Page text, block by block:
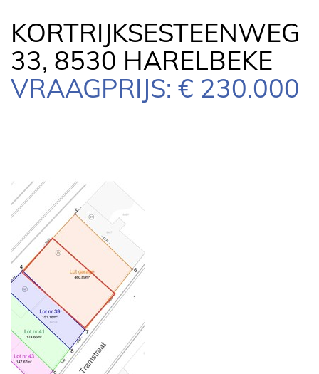
KORTRIJKSESTEENWEG
33, 8530 HARELBEKE
VRAAGPRIJS: € 230.000